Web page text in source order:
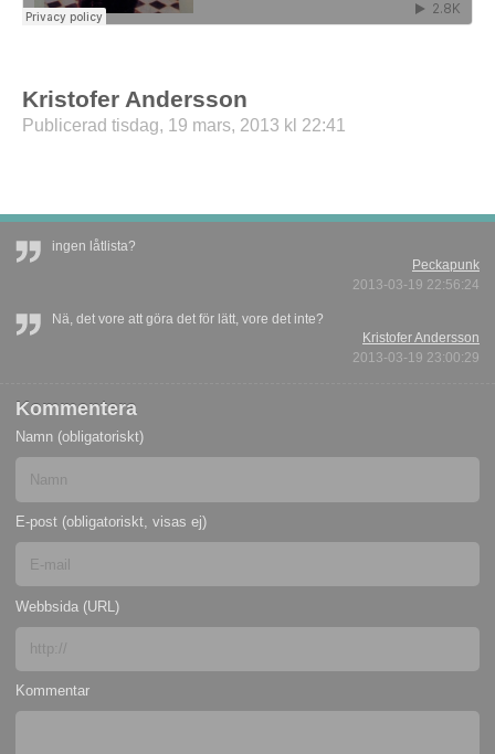
Kristofer Andersson
Publicerad tisdag, 19 mars, 2013 kl 22:41
ingen låtlista?
Peckapunk
2013-03-19 22:56:24
Nä, det vore att göra det för lätt, vore det inte?
Kristofer Andersson
2013-03-19 23:00:29
Kommentera
Namn (obligatoriskt)
E-post (obligatoriskt, visas ej)
Webbsida (URL)
Kommentar